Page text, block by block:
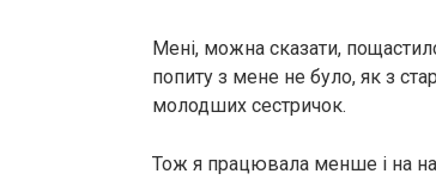
Мені, можна сказати,
попиту з мене не було, як з
молодших сестричок.
Тож я працювала менше і на